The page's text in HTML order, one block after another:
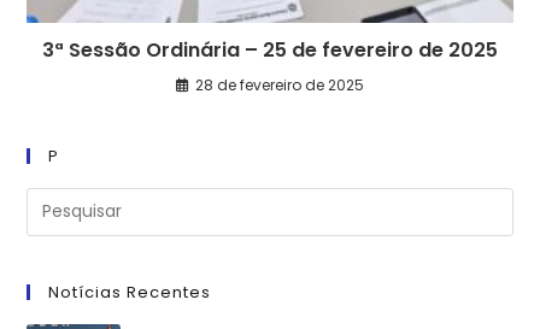
3ª Sessão Ordinária – 25 de fevereiro de 2025
28 de fevereiro de 2025
P
Notícias Recentes